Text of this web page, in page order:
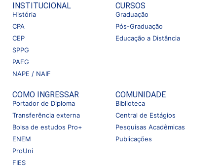
INSTITUCIONAL
História
CPA
CEP
SPPG
PAEG
NAPE / NAIF
CURSOS
Graduação
Pós-Graduação
Educação a Distância
COMO INGRESSAR
Portador de Diploma
Transferência externa
Bolsa de estudos Pro+
ENEM
ProUni
FIES
COMUNIDADE
Biblioteca
Central de Estágios
Pesquisas Acadêmicas
Publicações